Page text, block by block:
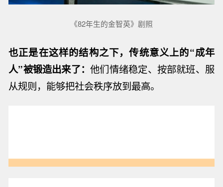
《82年生的金智英》剧照
也正是在这样的结构之下，传统意义上的“成年
人”被锻造出来了：他们情绪稳定、按部就班、服
从规则，能够把社会秩序放到最高。